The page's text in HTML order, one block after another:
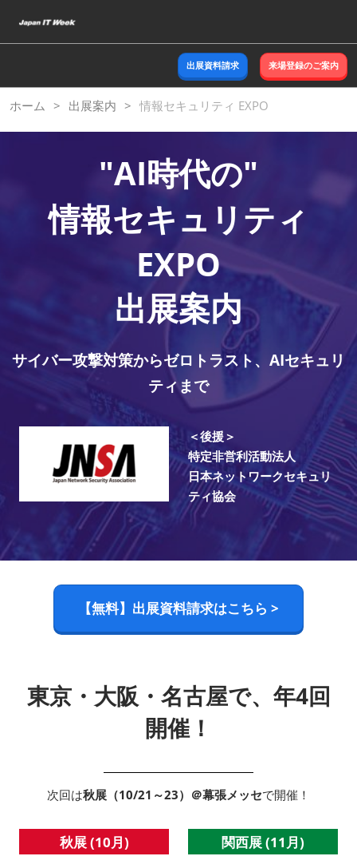
キ
ッ
し
て
進
出展資料請求 来場登録のご案内
ホーム 出展案内 情報セキュリティ EXPO
"AI時代の"
情報セキュリティ
EXPO
出展案内
サイバー攻撃対策からゼロトラスト、AIセキュリ
ティまで
＜後援＞
特定非営利活動法人
日本ネットワークセキュリ
ティ協会
【無料】出展資料請求はこちら >
東京・大阪・名古屋で、年4回
開催！
次回は秋展（10/21～23）＠幕張メッセで開催！
秋展 (10月)
関西展 (11月)